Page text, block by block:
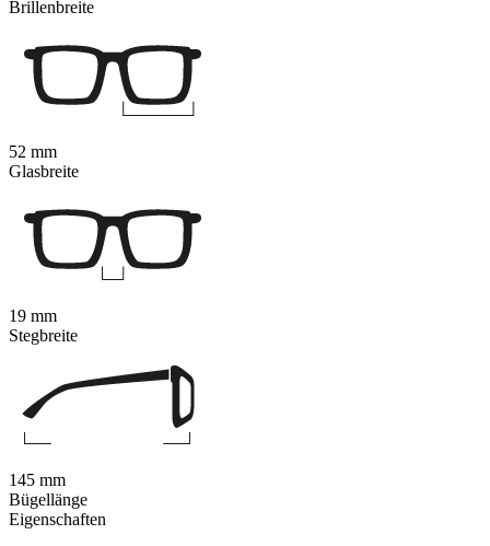
Eigenschaften
Brillenbreite
52 mm
Glasbreite
19 mm
Stegbreite
145 mm
Bügellänge